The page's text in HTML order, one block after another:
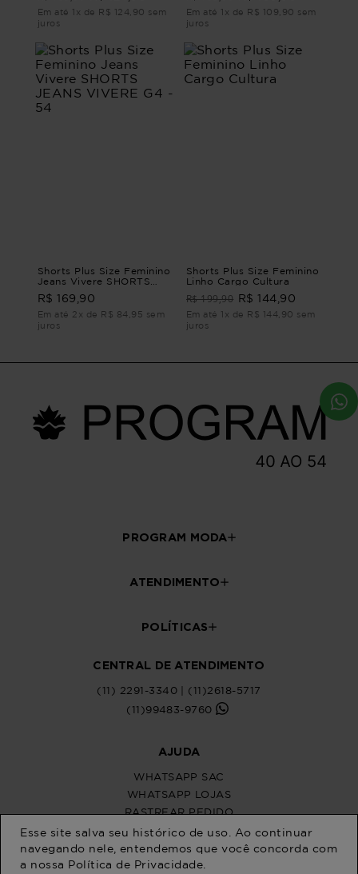
Em até 1x de R$ 124,90 sem
juros
Em até 1x de R$ 109,90 sem
juros
Shorts Plus Size Feminino
Jeans Vivere SHORTS
JEANS VIVERE G4 - 54
R$ 169,90
Em até 2x de R$ 84,95 sem
juros
Shorts Plus Size Feminino
Linho Cargo Cultura
R$ 199,90 R$ 144,90
Em até 1x de R$ 144,90 sem
juros
Esse site salva seu histórico de uso. Ao continuar
navegando nele, entendemos que você concorda com
a nossa Política de Privacidade